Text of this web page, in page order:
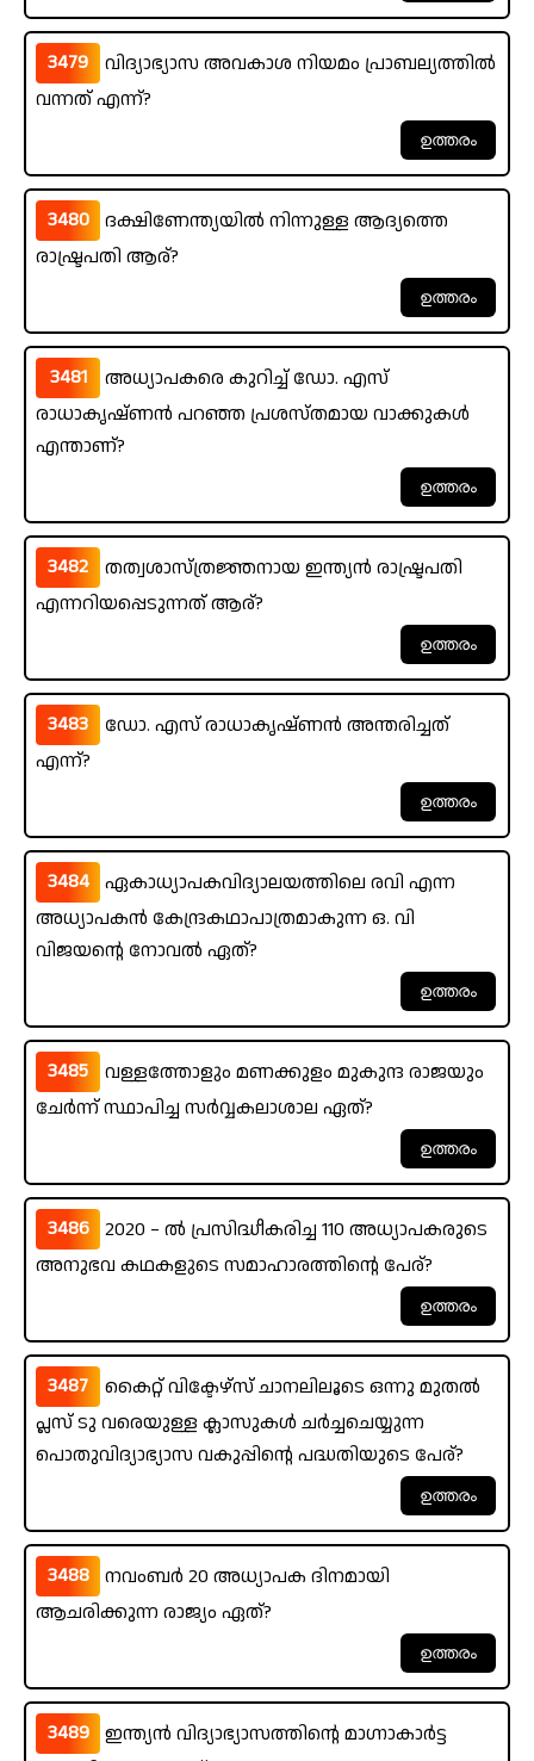
3479
വിദ്യാഭ്യാസ അവകാശ നിയമം പ്രാബല്യത്തിൽ
വന്നത് എന്ന്?
3480 ദക്ഷിണേന്ത്യയിൽ നിന്നുള്ള ആദ്യത്തെ
രാഷ്ട്രപതി ആര്?
3481
അധ്യാപകരെ കുറിച്ച് ഡോ. എസ്
രാധാകൃഷ്ണൻ പറഞ്ഞ പ്രശസ്തമായ വാക്കുകൾ
എന്താണ്?
3482
തത്വശാസ്ത്രജ്ഞനായ ഇന്ത്യൻ രാഷ്ട്രപതി
എന്നറിയപ്പെടുന്നത് ആര്?
3483
ഡോ. എസ് രാധാകൃഷ്ണൻ അന്തരിച്ചത്
എന്ന്?
3484 ഏകാധ്യാപകവിദ്യാലയത്തിലെ രവി എന്ന
അധ്യാപകൻ കേന്ദ്രകഥാപാത്രമാകുന്ന ഒ. വി
വിജയന്റെ നോവൽ ഏത്?
3485
വള്ളത്തോളും മണക്കുളം മുകുന്ദ രാജയും
ചേർന്ന് സ്ഥാപിച്ച സർവ്വകലാശാല ഏത്?
3486 2020 – ൽ പ്രസിദ്ധീകരിച്ച 110 അധ്യാപകരുടെ
അനുഭവ കഥകളുടെ സമാഹാരത്തിന്റെ പേര്?
3487
കൈറ്റ് വിക്ടേഴ്സ് ചാനലിലൂടെ ഒന്നു മുതൽ
പ്ലസ് ടു വരെയുള്ള ക്ലാസുകൾ ചർച്ചചെയ്യുന്ന
പൊതുവിദ്യാഭ്യാസ വകുപ്പിന്റെ പദ്ധതിയുടെ പേര്?
3488 നവംബർ 20 അധ്യാപക ദിനമായി
ആചരിക്കുന്ന രാജ്യം ഏത്?
3489 ഇന്ത്യൻ വിദ്യാഭ്യാസത്തിന്റെ മാഗ്നാകാർട്ട